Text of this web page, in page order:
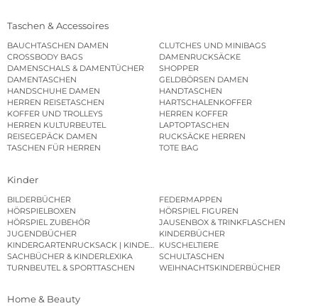
Taschen & Accessoires
BAUCHTASCHEN DAMEN
CLUTCHES UND MINIBAGS
CROSSBODY BAGS
DAMENRUCKSÄCKE
DAMENSCHALS & DAMENTÜCHER
SHOPPER
DAMENTASCHEN
GELDBÖRSEN DAMEN
HANDSCHUHE DAMEN
HANDTASCHEN
HERREN REISETASCHEN
HARTSCHALENKOFFER
KOFFER UND TROLLEYS
HERREN KOFFER
HERREN KULTURBEUTEL
LAPTOPTASCHEN
REISEGEPÄCK DAMEN
RUCKSÄCKE HERREN
TASCHEN FÜR HERREN
TOTE BAG
Kinder
BILDERBÜCHER
FEDERMAPPEN
HÖRSPIELBOXEN
HÖRSPIEL FIGUREN
HÖRSPIEL ZUBEHÖR
JAUSENBOX & TRINKFLASCHEN
JUGENDBÜCHER
KINDERBÜCHER
KINDERGARTENRUCKSACK | KINDERGARTENBEUTEL
KUSCHELTIERE
SACHBÜCHER & KINDERLEXIKA
SCHULTASCHEN
TURNBEUTEL & SPORTTASCHEN
WEIHNACHTSKINDERBÜCHER
Home & Beauty